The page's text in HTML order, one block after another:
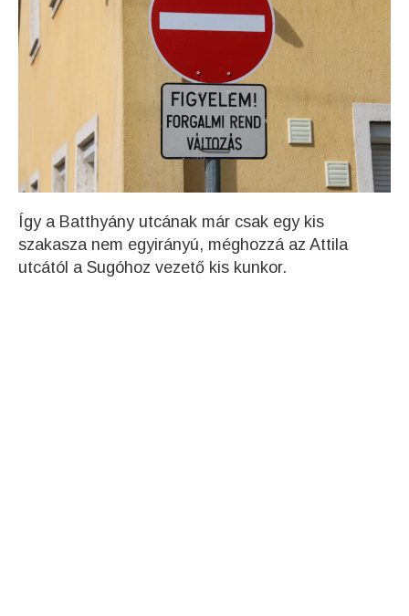
Így a Batthyány utcának már csak egy kis
szakasza nem egyirányú, méghozzá az Attila
utcától a Sugóhoz vezető kis kunkor.